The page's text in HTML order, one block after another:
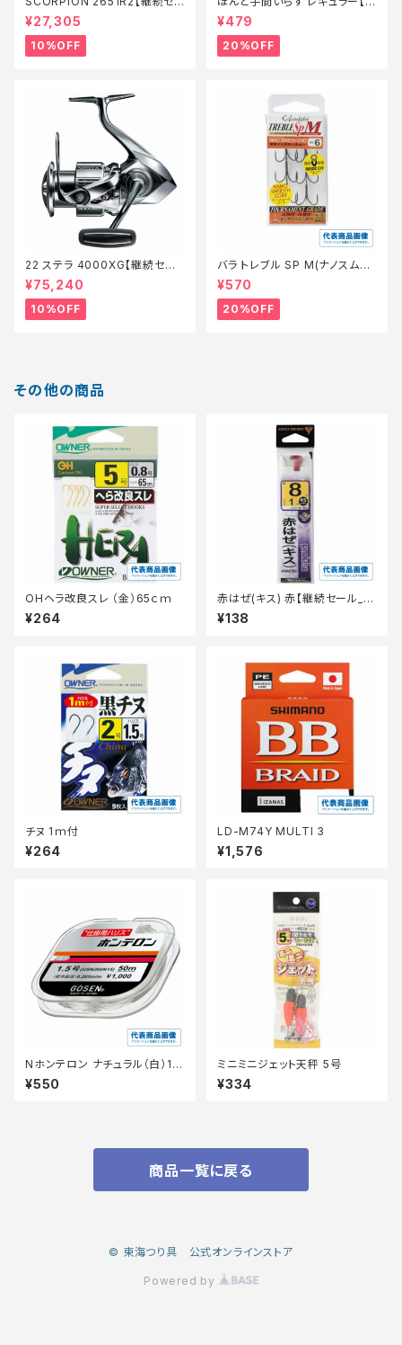
ール_ロッド】【10】
¥27,305
10%OFF
価仕掛】【20】
¥479
20%OFF
22 ステラ 4000XG【継続セー
ル_リール】【10】
¥75,240
10%OFF
バラ トレブル SP M(ナノスムー
スコート)【特価仕掛】【20】
¥570
20%OFF
その他の商品
OHヘラ改良スレ （金）65ｃｍ
¥264
赤はぜ(キス) 赤【継続セール_仕
掛】
¥138
チヌ 1ｍ付
¥264
LD-M74Y MULTI 3
¥1,576
Nホンテロン ナチュラル（白）1.2
【継続セール_仕掛】
¥550
ミニミニジェット天秤 5号
¥334
商品一覧に戻る
© 東海つり具 公式オンラインストア
Powered by